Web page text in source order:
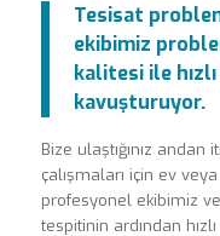
Tesisat
ekibimiz
kalitesi ile
kavuşturuyor.
Bize ulaştığınız andan
çalışmaları için ev
profesyonel ekibimiz
tespitinin ardından